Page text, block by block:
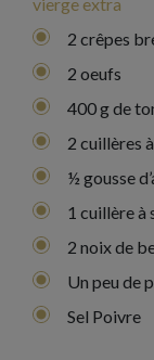
2 crêpes
2 oeufs
400 g de
2 cuillères
½ gousse
1 cuillère à
2 noix de
Un peu de
Sel Poivre